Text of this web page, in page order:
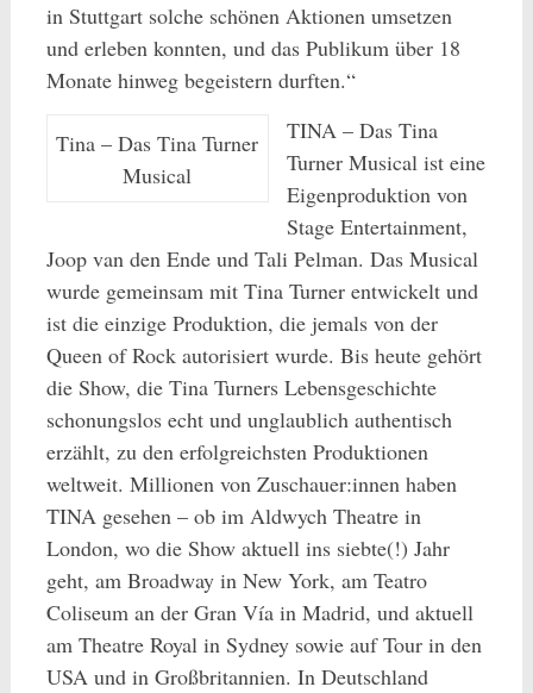
in Stuttgart solche schönen Aktionen umsetzen
und erleben konnten, und das Publikum über 18
Monate hinweg begeistern durften.“
Tina – Das Tina Turner
Musical
TINA – Das Tina
Turner Musical ist eine
Eigenproduktion von
Stage Entertainment,
Joop van den Ende und Tali Pelman. Das Musical
wurde gemeinsam mit Tina Turner entwickelt und
ist die einzige Produktion, die jemals von der
Queen of Rock autorisiert wurde. Bis heute gehört
die Show, die Tina Turners Lebensgeschichte
schonungslos echt und unglaublich authentisch
erzählt, zu den erfolgreichsten Produktionen
weltweit. Millionen von Zuschauer:innen haben
TINA gesehen – ob im Aldwych Theatre in
London, wo die Show aktuell ins siebte(!) Jahr
geht, am Broadway in New York, am Teatro
Coliseum an der Gran Vía in Madrid, und aktuell
am Theatre Royal in Sydney sowie auf Tour in den
USA und in Großbritannien. In Deutschland